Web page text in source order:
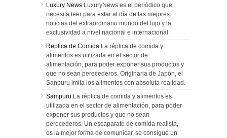
Luxury News LuxuryNews es el periódico que
necesita leer para estar al día de las mejores
noticias del extraordinario mundo del lujo y la
exclusividad a nivel nacional e internacional.
Replica de Comida La réplica de comida y
alimentos es utilizada en el sector de
alimentación, para poder exponer sus productos y
que no sean perecederos. Originaria de Japón, el
Sanpuru imita los alimentos con absoluta realidad.
Sampuru La réplica de comida y alimentos es
utilizada en el sector de alimentación, para poder
exponer sus productos y que no sean
perecederos. Un escaparate de comida realista,
es la mejor forma de comunicar, se consigue un